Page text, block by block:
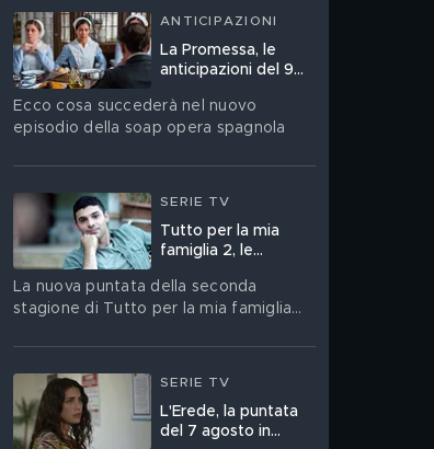
suo brand Khy: Kylie Jenner festeggia il
suo compleanno. Ritratto di una star
che ha trasformato la propria
immagine in un linguaggio, un’impresa
e un territorio di contraddizioni
ANTICIPAZIONI
La Promessa, le
anticipazioni del 9
Ecco cosa succederà nel nuovo
episodio della soap opera spagnola
SERIE TV
Tutto per la mia
famiglia 2, le
agosto
La nuova puntata della seconda
stagione di Tutto per la mia famiglia
Canale 5
SERIE TV
L'Erede, la puntata
del 7 agosto in